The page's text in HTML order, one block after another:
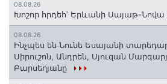
08.08.26
Խոշոր հրդեհ՝ Երևանի Սայաթ-
08.08.26
Ինչպես են Նունե Եսայանի
Սիրուշոն, Անդրեն, Սյուզան
Բարսեղյանը